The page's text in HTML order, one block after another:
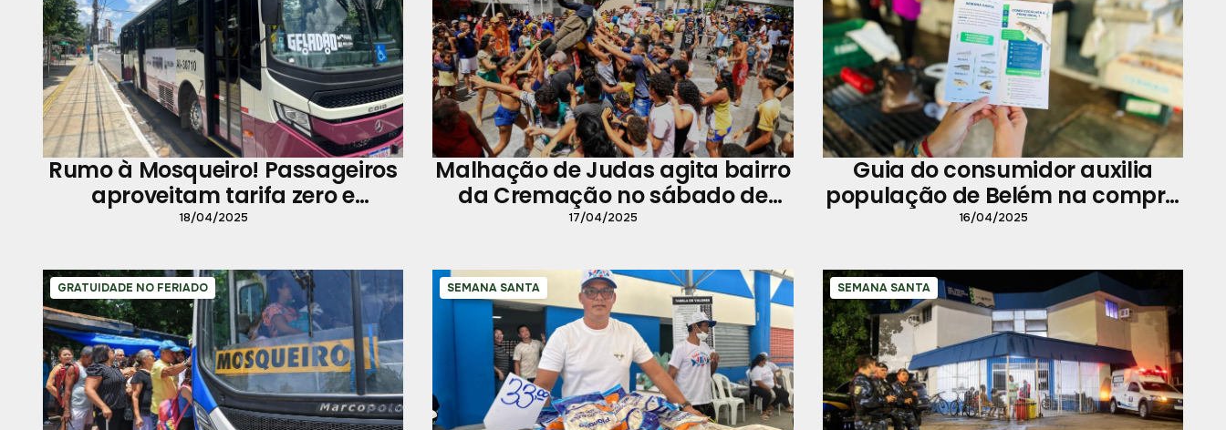
Rumo à Mosqueiro! Passageiros
aproveitam tarifa zero e
Geladão
18/04/2025
Malhação de Judas agita bairro
da Cremação no sábado de
Aleluia
17/04/2025
Guia do consumidor auxilia
população de Belém na compra
do pescado
16/04/2025
GRATUIDADE NO FERIADO SEMANA SANTA SEMANA SANTA